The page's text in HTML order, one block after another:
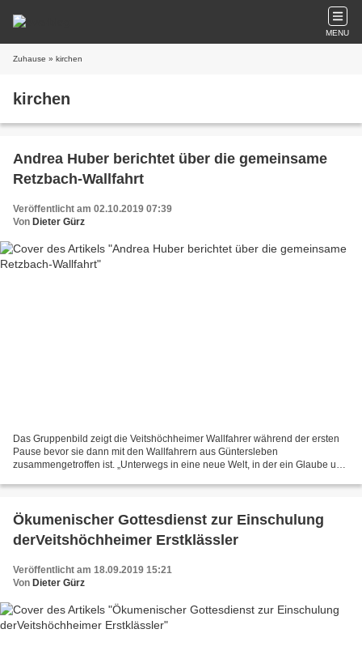
MENU
Zuhause » kirchen
kirchen
Andrea Huber berichtet über die gemeinsame
Retzbach-Wallfahrt
Veröffentlicht am 02.10.2019 07:39
Von Dieter Gürz
Das Gruppenbild zeigt die Veitshöchheimer Wallfahrer während der ersten
Pause bevor sie dann mit den Wallfahrern aus Güntersleben
zusammengetroffen ist. „Unterwegs in eine neue Welt, in der ein Glaube uns
Ökumenischer Gottesdienst zur Einschulung
derVeitshöchheimer Erstklässler
Veröffentlicht am 18.09.2019 15:21
Von Dieter Gürz